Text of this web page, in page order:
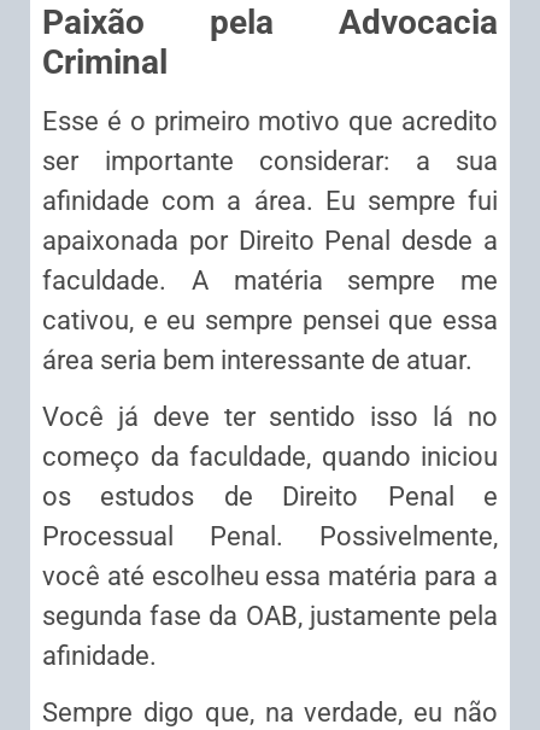
Paixão pela Advocacia
Criminal
Esse é o primeiro motivo que acredito
ser importante considerar: a sua
afinidade com a área. Eu sempre fui
apaixonada por Direito Penal desde a
faculdade. A matéria sempre me
cativou, e eu sempre pensei que essa
área seria bem interessante de atuar.
Você já deve ter sentido isso lá no
começo da faculdade, quando iniciou
os estudos de Direito Penal e
Processual Penal. Possivelmente,
você até escolheu essa matéria para a
segunda fase da OAB, justamente pela
afinidade.
Sempre digo que, na verdade, eu não